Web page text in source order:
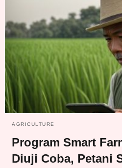
AGRICULTURE
Program Smart
Diuji Coba, Petani